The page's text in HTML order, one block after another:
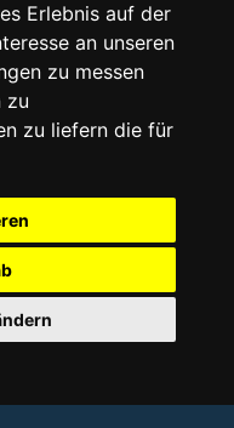
Erlebnis auf der
an unseren
zu messen
zu
zu liefern die für